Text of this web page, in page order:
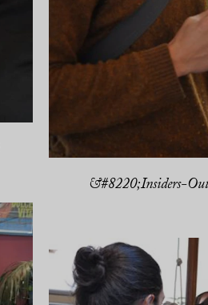
&#8220;Insiders-